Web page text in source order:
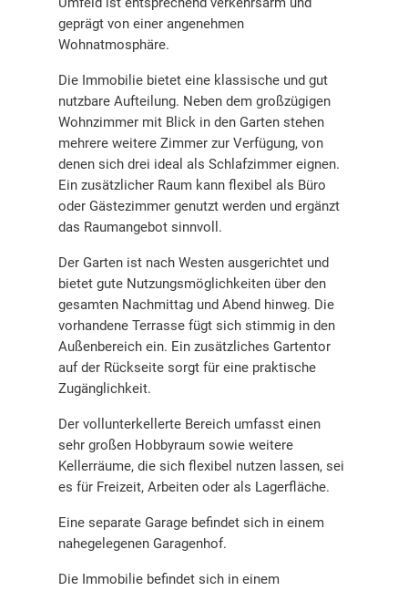
geprägt von einer angenehmen
Wohnatmosphäre.
Die Immobilie bietet eine klassische und gut
nutzbare Aufteilung. Neben dem großzügigen
Wohnzimmer mit Blick in den Garten stehen
mehrere weitere Zimmer zur Verfügung, von
denen sich drei ideal als Schlafzimmer eignen.
Ein zusätzlicher Raum kann flexibel als Büro
oder Gästezimmer genutzt werden und ergänzt
das Raumangebot sinnvoll.
Der Garten ist nach Westen ausgerichtet und
bietet gute Nutzungsmöglichkeiten über den
gesamten Nachmittag und Abend hinweg. Die
vorhandene Terrasse fügt sich stimmig in den
Außenbereich ein. Ein zusätzliches Gartentor
auf der Rückseite sorgt für eine praktische
Zugänglichkeit.
Der vollunterkellerte Bereich umfasst einen
sehr großen Hobbyraum sowie weitere
Kellerräume, die sich flexibel nutzen lassen, sei
es für Freizeit, Arbeiten oder als Lagerfläche.
Eine separate Garage befindet sich in einem
nahegelegenen Garagenhof.
Die Immobilie befindet sich in einem